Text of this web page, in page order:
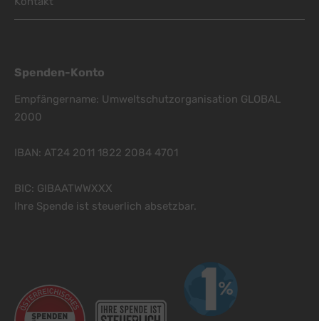
Spenden-Konto
Empfängername: Umweltschutzorganisation GLOBAL
2000
IBAN: AT24 2011 1822 2084 4701
BIC: GIBAATWWXXX
Ihre Spende ist steuerlich absetzbar.